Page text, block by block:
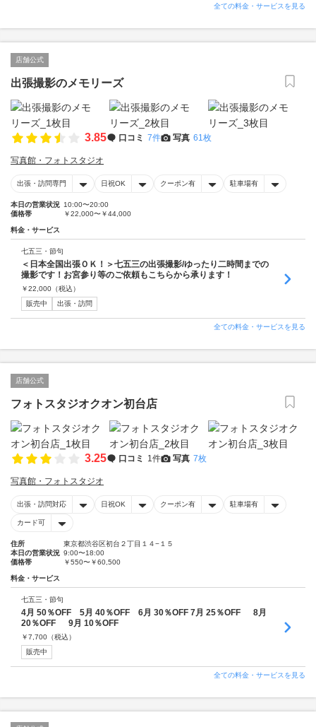
全ての料金・サービスを見る
店舗公式
出張撮影のメモリーズ
3.85 口コミ 7件 写真 61枚
写真館・フォトスタジオ
出張・訪問専門 日祝OK クーポン有 駐車場有
本日の営業状況 10:00〜20:00
価格帯
￥22,000〜￥44,000
料金・サービス
七五三・節句
＜日本全国出張ＯＫ！＞七五三の出張撮影/ゆったり二時間までの
撮影です！お宮参り等のご依頼もこちらから承ります！
￥22,000 （税込）
販売中
出張・訪問
全ての料金・サービスを見る
店舗公式
フォトスタジオクオン初台店
3.25 口コミ 1件 写真 7枚
写真館・フォトスタジオ
出張・訪問対応 日祝OK クーポン有 駐車場有
カード可
住所
東京都渋谷区初台２丁目１４−１５
本日の営業状況 9:00〜18:00
価格帯
￥550〜￥60,500
料金・サービス
七五三・節句
4月 50％OFF 5月 40％OFF 6月 30％OFF 7月 25％OFF 8月
20％OFF 9月 10％OFF
￥7,700 （税込）
販売中
全ての料金・サービスを見る